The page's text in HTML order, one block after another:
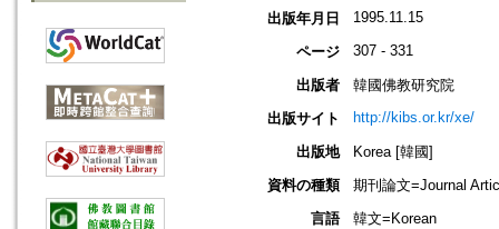
出版年月日 1995.11.15
ページ 307 - 331
出版者
韓國佛教研究院
出版サイト
http://kibs.or.kr/xe/
出版地
Korea [韓國]
資料の種類
期刊論文=Journal
言語
韓文=Korean